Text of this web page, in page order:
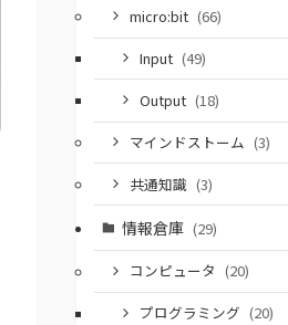
micro:bit (66)
Input (49)
Output (18)
マインドストーム (3)
共通知識 (3)
情報倉庫 (29)
コンピュータ (20)
プログラミング (20)